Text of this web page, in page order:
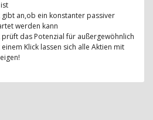
an,ob ein konstanter passiver
werden kann
prüft das Potenzial für außergewöhnlich
Klick lassen sich alle Aktien mit